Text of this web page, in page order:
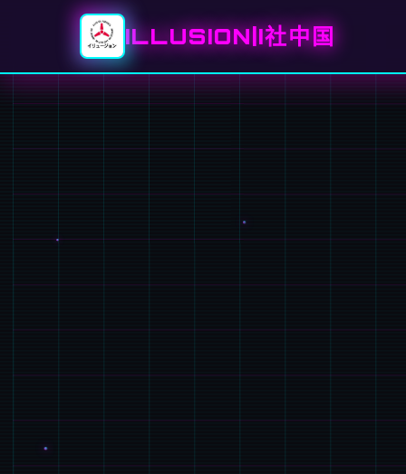
ILLUSION|I社中国